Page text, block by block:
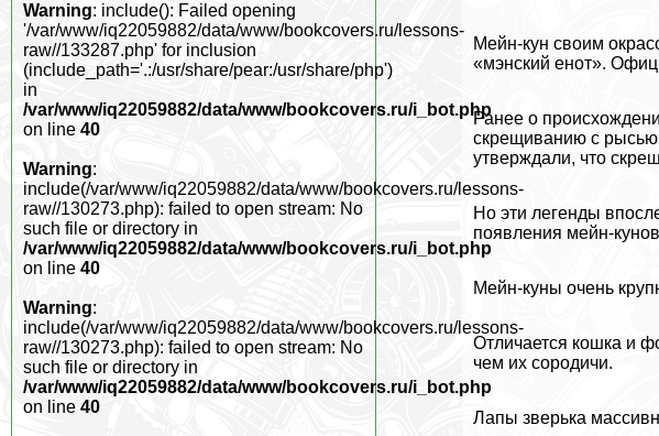
Мейн-кун своим
«мэнский енот».
Ранее о
скрещиванию с рысью,
утверждали, что
Но эти легенды
появления мейн-
Мейн-куны очень
Отличается кошка и
чем их сородичи.
Лапы зверька
Warning: include(): Failed opening
'/var/www/iq22059882/data/www/bookcovers.ru/lessons-
raw//133287.php' for inclusion
(include_path='.:/usr/share/pear:/usr/share/php')
in
/var/www/iq22059882/data/www/bookcovers.ru/i_bot.php
on line 40
Warning:
include(/var/www/iq22059882/data/www/bookcovers.ru/lessons-
raw//130273.php): failed to open stream: No
such file or directory in
/var/www/iq22059882/data/www/bookcovers.ru/i_bot.php
on line 40
Warning:
include(/var/www/iq22059882/data/www/bookcovers.ru/lessons-
raw//130273.php): failed to open stream: No
such file or directory in
/var/www/iq22059882/data/www/bookcovers.ru/i_bot.php
on line 40